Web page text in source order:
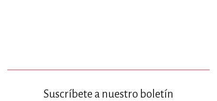
Suscríbete a nuestro boletín